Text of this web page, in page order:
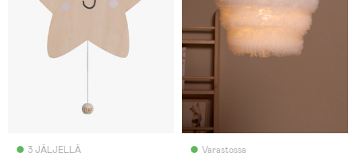
3 JÄLJELLÄ Varastossa